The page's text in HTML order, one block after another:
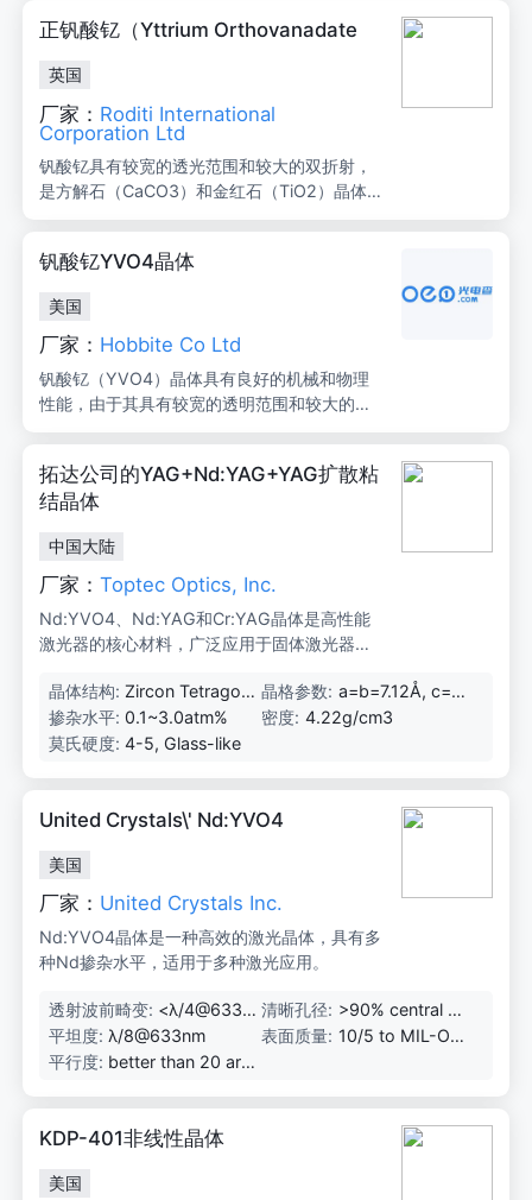
正钒酸钇（Yttrium Orthovanadate
英国
厂家： Roditi International
Corporation Ltd
钒酸钇具有较宽的透光范围和较大的双折射，
是方解石（CaCO3）和金红石（TiO2）晶体的
替代品，适用于光学偏振元件。
钒酸钇YVO4晶体
美国
厂家： Hobbite Co Ltd
钒酸钇（YVO4）晶体具有良好的机械和物理
性能，由于其具有较宽的透明范围和较大的双
折射，因此是理想的光学偏振元件。在许多应
O2）的优秀合成替代品，包括光纤隔离器和环
行器、光束移位器、Glan偏振器和其他偏振光
拓达公司的YAG+Nd:YAG+YAG扩散粘
结晶体
中国大陆
厂家：Toptec Optics, Inc.
Nd:YVO4、Nd:YAG和Cr:YAG晶体是高性能
激光器的核心材料，广泛应用于固体激光器和
晶体结构: Zircon Tetragon
al, Space Group
晶格参数: a=b=7.12Å, c=6.
29Å
掺杂水平: 0.1~3.0atm% 密度: 4.22g/cm3
莫氏硬度: 4-5, Glass-like
United Crystals\' Nd:YVO4
美国
厂家： United Crystals Inc.
Nd:YVO4晶体是一种高效的激光晶体，具有多
种Nd掺杂水平，适用于多种激光应用。
透射波前畸变: <λ/4@633n
m
清晰孔径: >90% central ar
ea
平坦度: λ/8@633nm 表面质量: 10/5 to MIL-O-1
平行度: better than 20 arc
KDP-401非线性晶体
美国